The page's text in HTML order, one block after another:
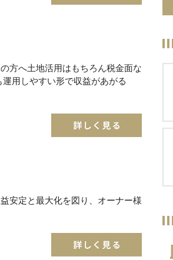
方へ土地活用はもちろん税金面な
用しやすい形で収益があがる
安定と最大化を図り、オーナー様